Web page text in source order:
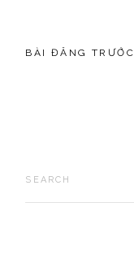
BÀI ĐĂNG TRƯỚC